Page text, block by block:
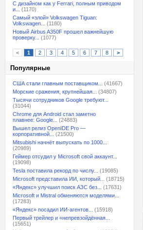
С дизайном как у Ferrari, полным приводом
и...
(1170)
Самый «злой» Volkswagen Tiguan:
Volkswagen...
(1180)
Новый Airbus A350F прошел важнейшую
проверку...
(1077)
< 1 2 3 4 5 6 7 8 >
Популярные
США стали главным поставщиком...
(41667)
Морские сражения, крупнейшая...
(34807)
Тысячи сотрудников Google требуют...
(31044)
Chrome для Android стал заметно
плавнее: Google...
(24883)
Вышел релиз OpenIDE Pro —
корпоративной...
(21500)
Mitsubishi начнёт выпускать по 1000...
(20989)
Геймер отсудил у Microsoft свой аккаунт...
(19098)
Tesla поставила рекорд по числу...
(19085)
Microsoft представила ИИ, который...
(18715)
«Яндекс» улучшил поиск АЗС без...
(17631)
Microsoft и Mistral обменяются моделями...
(17283)
«Яндекс» посадил ИИ-агентов...
(15918)
Первый трейлер и «непревзойдённая...
(15651)